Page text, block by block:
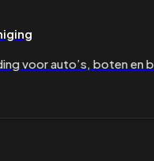
voor auto’s, boten en